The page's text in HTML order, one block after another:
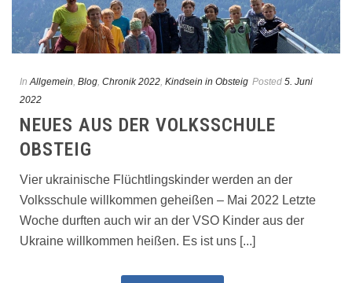
In Allgemein, Blog, Chronik 2022, Kindsein in Obsteig Posted 5. Juni
2022
NEUES AUS DER VOLKSSCHULE
OBSTEIG
Vier ukrainische Flüchtlingskinder werden an der
Volksschule willkommen geheißen – Mai 2022 Letzte
Woche durften auch wir an der VSO Kinder aus der
Ukraine willkommen heißen. Es ist uns [...]